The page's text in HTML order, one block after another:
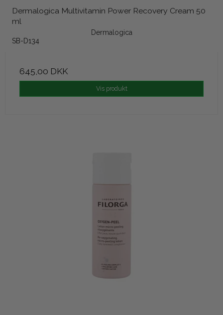
Dermalogica Multivitamin Power Recovery Cream 50
ml
Dermalogica
SB-D134
645,00 DKK
Vis produkt